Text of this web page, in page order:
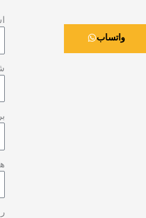
واتساب